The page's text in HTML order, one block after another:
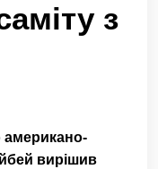
з
американо-
вирішив